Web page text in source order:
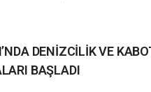
DENİZCİLİK VE
BAŞLADI